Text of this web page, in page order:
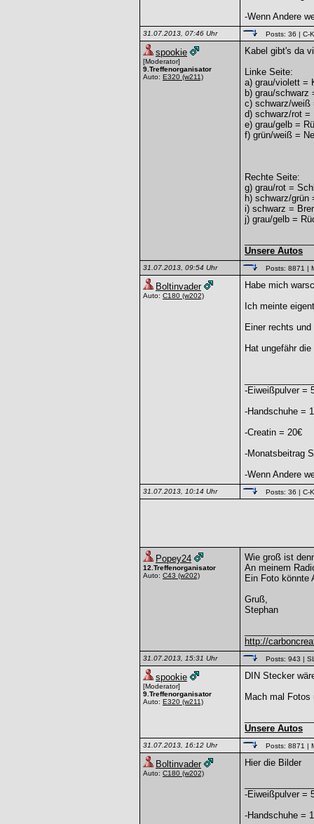
-Wenn Andere
31.07.2013, 07:46 Uhr Posts: 36 | C-
spookie
[Moderator]
9.Treffenorganisator
Auto: E320 (w211)
Kabel gibt's da
Linke Seite:
a) grau/violett =
b) grau/schwarz
c) schwarz/weiß
d) schwarz/rot =
e) grau/gelb =
f) grün/weiß =
Rechte Seite:
g) grau/rot =
h) schwarz/grün
i) schwarz =
j) grau/gelb =
Unsere Autos
31.07.2013, 09:54 Uhr Posts: 8871 |
Boltinvader
Auto: C180 (w202)
Habe mich
Ich meinte
Einer rechts
Hat ungefähr
-Eiweißpulver =
-Handschuhe =
-Creatin = 20€
-Monatsbeitrag
-Wenn Andere
31.07.2013, 10:14 Uhr Posts: 36 | C-
Popey24
12.Treffenorganisator
Auto: C43 (w202)
Wie groß ist
An meinem
Ein Foto könnte
Gruß,
Stephan
http://
31.07.2013, 15:31 Uhr Posts: 943 |
spookie
[Moderator]
9.Treffenorganisator
Auto: E320 (w211)
DIN Stecker
Mach mal
Unsere Autos
31.07.2013, 16:12 Uhr Posts: 8871 |
Boltinvader
Auto: C180 (w202)
Hier die Bilder
-Eiweißpulver =
-Handschuhe =